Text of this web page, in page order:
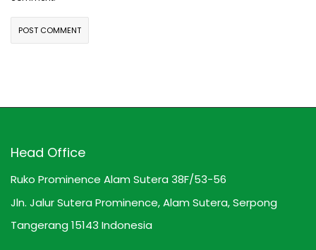
Head Office
Ruko Prominence Alam Sutera 38F/53-56
Jln. Jalur Sutera Prominence, Alam Sutera, Serpong
Tangerang 15143 Indonesia